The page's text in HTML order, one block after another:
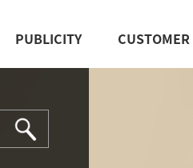
PUBLICITY CUSTOMER